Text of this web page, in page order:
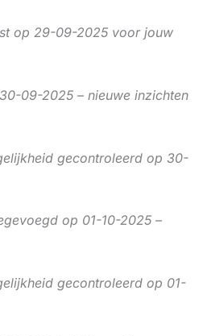
op 29-09-2025 voor jouw
09-2025 – nieuwe inzichten
gecontroleerd op 30-
op 01-10-2025 –
gecontroleerd op 01-